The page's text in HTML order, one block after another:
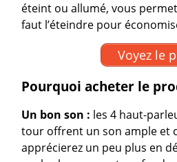
éteint ou allumé, vous
faut l’éteindre pour
Voyez le
Pourquoi acheter le
Un bon son : les 4 haut-
tour offrent un son ample et
apprécierez un peu plus en